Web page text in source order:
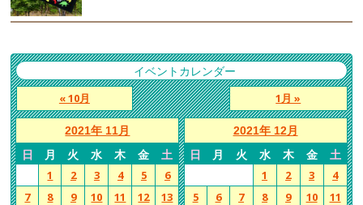
イベントカレンダー
« 10月 1月 »
2021年 11月
日
月 火 水 木 金 土
1 2 3 4 5
6
7
8 9 10 11 12
13
2021年 12月
日
月 火 水 木 金 土
1 2 3
4
5
6 7 8 9 10
11